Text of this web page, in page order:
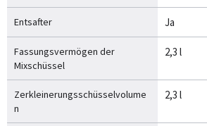
Entsafter Ja
Fassungsvermögen der
Mixschüssel
2,3 l
Zerkleinerungsschüsselvolume
n
2,3 l